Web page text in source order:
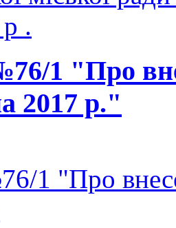
.
1 "Про
2017 р."
1 "Про